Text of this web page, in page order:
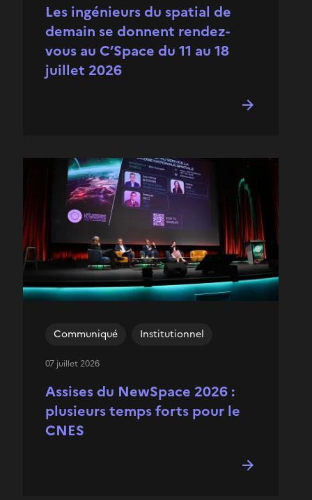
Les ingénieurs du spatial de
demain se donnent rendez-
vous au C’Space du 11 au 18
juillet 2026
Assises du NewSpace 2026 :
plusieurs temps forts pour le
CNES
Communiqué Institutionnel
07 juillet 2026